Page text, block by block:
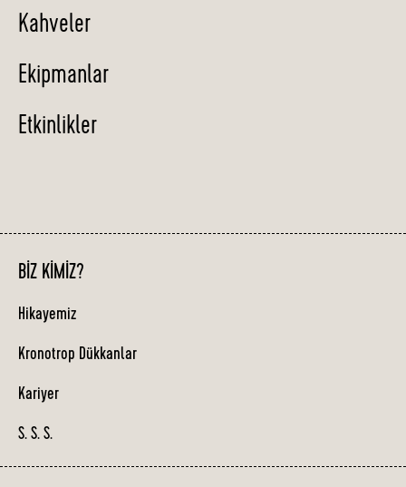
Kahveler
Ekipmanlar
Etkinlikler
BIZ KIMIZ?
Hikayemiz
Kronotrop Dükkanlar
Kariyer
S. S. S.